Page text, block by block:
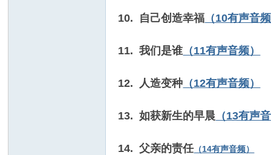
10. 自己创造幸福 （10有声音频
11. 我们是谁 （11有声音频）
12. 人造变种 （12有声音频）
13. 如获新生的早晨 （13有声音
14.父亲的责任（14有声音频）